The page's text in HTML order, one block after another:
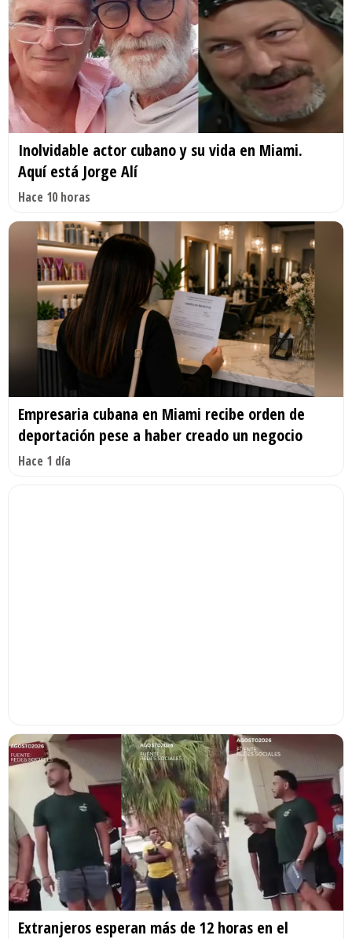
Inolvidable actor cubano y su vida en Miami.
Aquí está Jorge Alí
Hace 10 horas
Empresaria cubana en Miami recibe orden de
deportación pese a haber creado un negocio
Hace 1 día
Extranjeros esperan más de 12 horas en el